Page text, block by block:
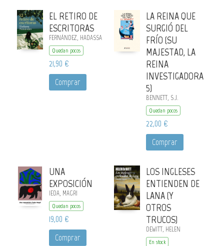
EL RETIRO DE
ESCRITORAS
FERNÁNDEZ, HADASSA
Quedan pocos
21,90 €
Comprar
LA REINA QUE
SURGIÓ DEL
FRÍO (SU
MAJESTAD, LA
REINA
INVESTIGADORA
5)
BENNETT, S.J.
Quedan pocos
22,00 €
Comprar
UNA
EXPOSICIÓN
IEDA, MAGRI
Quedan pocos
19,00 €
Comprar
LOS INGLESES
ENTIENDEN DE
LANA (Y
OTROS
TRUCOS)
DEWITT, HELEN
En stock